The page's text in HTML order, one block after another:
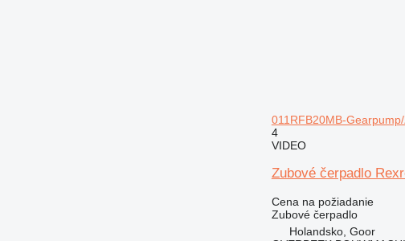
011RFB20MB-
4
VIDEO
Zubové čerpadlo
Cena na požiadanie
Zubové čerpadlo
Holandsko, Goor